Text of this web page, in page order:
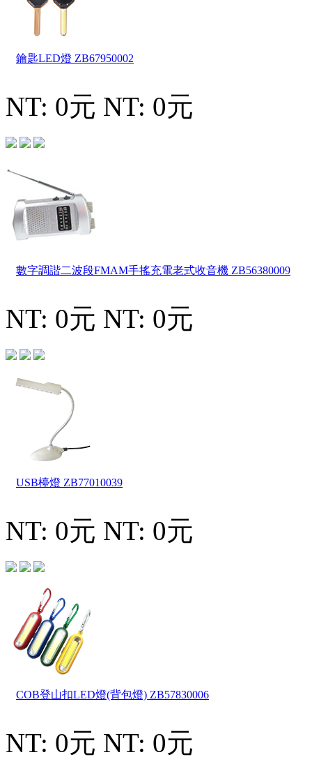
鑰匙LED燈 ZB67950002
NT: 0元 NT: 0元
數字調諧二波段FMAM手搖充電老式收音機 ZB56380009
NT: 0元 NT: 0元
USB檯燈 ZB77010039
NT: 0元 NT: 0元
COB登山扣LED燈(背包燈) ZB57830006
NT: 0元 NT: 0元